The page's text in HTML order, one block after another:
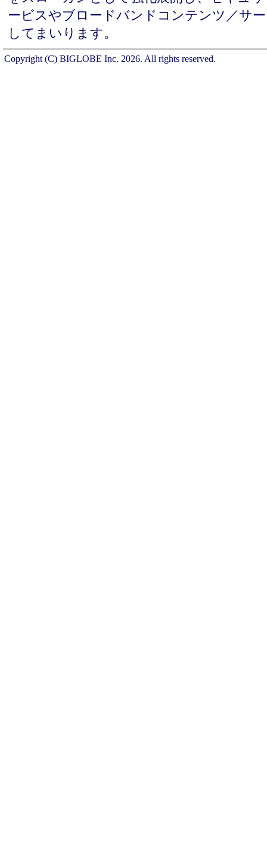
ービスやブロードバンドコンテンツ／サ
してまいります。
Copyright (C) BIGLOBE Inc. 2026. All rights reserved.